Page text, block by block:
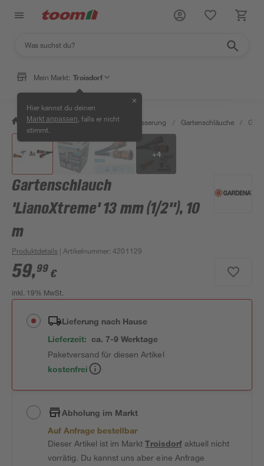
Mein Markt: Troisdorf
Hier kannst du deinen
Markt anpassen , falls er nicht
stimmt.
✕
/ Garten & Freizeit / Gartenbewässerung / Gartenschläuche /
+4
Gartenschlauch
'LianoXtreme' 13 mm (1/2"), 10
m
Produktdetails | Artikelnummer:4201129
59,99 €
inkl. 19% MwSt.
Lieferung nach Hause
Lieferzeit: ca. 7-9 Werktage
Paketversand für diesen Artikel
kostenfrei
Abholung im Markt
Auf Anfrage bestellbar
Dieser Artikel ist im MarktTroisdorfaktuell nicht
vorrätig. Du kannst uns aber eine Anfrage